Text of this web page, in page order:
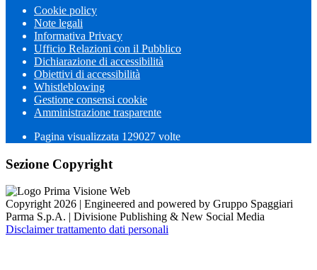
Cookie policy
Note legali
Informativa Privacy
Ufficio Relazioni con il Pubblico
Dichiarazione di accessibilità
Obiettivi di accessibilità
Whistleblowing
Gestione consensi cookie
Amministrazione trasparente
Pagina visualizzata 129027 volte
Sezione Copyright
Copyright 2026 | Engineered and powered by Gruppo Spaggiari
Parma S.p.A. | Divisione Publishing & New Social Media
Disclaimer trattamento dati personali